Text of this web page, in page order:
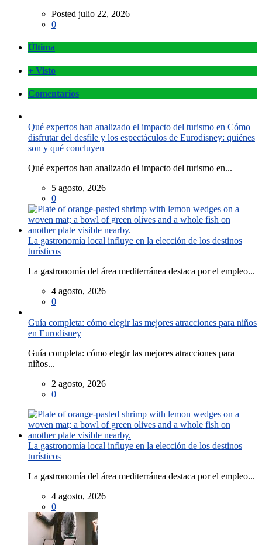
Posted julio 22, 2026
0
Última
+ Visto
Comentarios
Qué expertos han analizado el impacto del turismo en Cómo
disfrutar del desfile y los espectáculos de Eurodisney: quiénes
son y qué concluyen
Qué expertos han analizado el impacto del turismo en...
5 agosto, 2026
0
La gastronomía local influye en la elección de los destinos
turísticos
La gastronomía del área mediterránea destaca por el empleo...
4 agosto, 2026
0
Guía completa: cómo elegir las mejores atracciones para niños
en Eurodisney
Guía completa: cómo elegir las mejores atracciones para
niños...
2 agosto, 2026
0
La gastronomía local influye en la elección de los destinos
turísticos
La gastronomía del área mediterránea destaca por el empleo...
4 agosto, 2026
0